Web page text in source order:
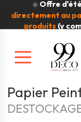
☀️ Offre
directement au
produits (y
Papier